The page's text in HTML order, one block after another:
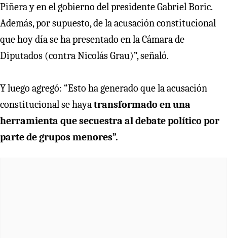
Piñera y en el gobierno del presidente Gabriel Boric.
Además, por supuesto, de la acusación constitucional
que hoy día se ha presentado en la Cámara de
Diputados (contra Nicolás Grau)”, señaló.
Y luego agregó: “Esto ha generado que la acusación
constitucional se hayatransformado en una
herramienta que secuestra al debate político por
parte de grupos menores”.